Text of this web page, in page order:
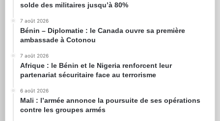
solde des militaires jusqu’à 80%
7 août 2026
Bénin – Diplomatie : le Canada ouvre sa première
ambassade à Cotonou
7 août 2026
Afrique : le Bénin et le Nigeria renforcent leur
partenariat sécuritaire face au terrorisme
6 août 2026
Mali : l’armée annonce la poursuite de ses opérations
contre les groupes armés